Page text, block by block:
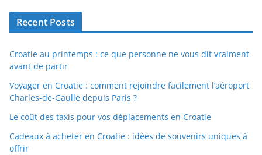
Recent Posts
Croatie au printemps : ce que personne ne vous dit vraiment
avant de partir
Voyager en Croatie : comment rejoindre facilement l’aéroport
Charles-de-Gaulle depuis Paris ?
Le coût des taxis pour vos déplacements en Croatie
Cadeaux à acheter en Croatie : idées de souvenirs uniques à
offrir